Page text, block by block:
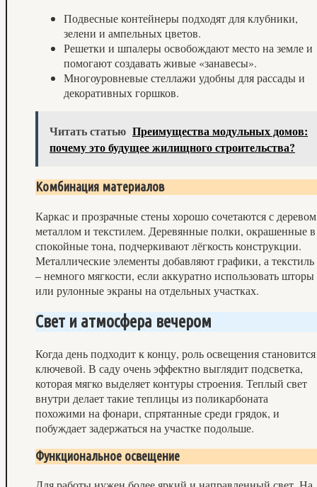
Подвесные контейнеры подходят для клубники,
зелени и ампельных цветов.
Решетки и шпалеры освобождают место на земле и
помогают создавать живые «занавесы».
Многоуровневые стеллажи удобны для рассады и
декоративных горшков.
Читать статью Преимущества модульных домов:
почему это будущее жилищного строительства?
Комбинация материалов
Каркас и прозрачные стены хорошо сочетаются с
металлом и текстилем. Деревянные полки, окрашенные в
спокойные тона, подчеркивают лёгкость конструкции.
Металлические элементы добавляют графики, а текстиль
– немного мягкости, если аккуратно использовать шторы
или рулонные экраны на отдельных участках.
Свет и атмосфера вечером
Когда день подходит к концу, роль освещения становится
ключевой. В саду очень эффектно выглядит подсветка,
которая мягко выделяет контуры строения. Теплый свет
внутри делает такие теплицы из поликарбоната
похожими на фонари, спрятанные среди грядок, и
побуждает задержаться на участке подольше.
Функциональное освещение